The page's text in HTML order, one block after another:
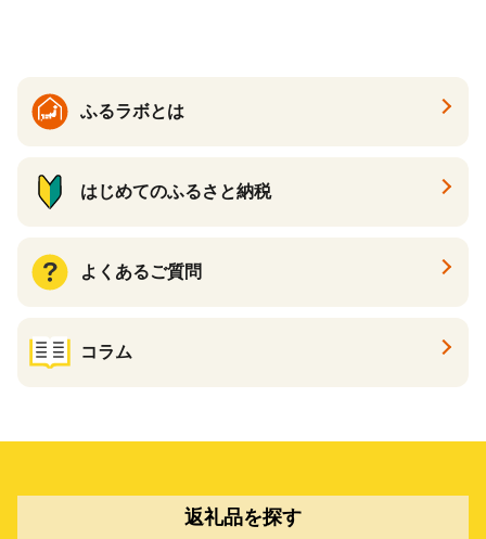
ふるラボとは
はじめてのふるさと納税
よくあるご質問
コラム
返礼品を探す